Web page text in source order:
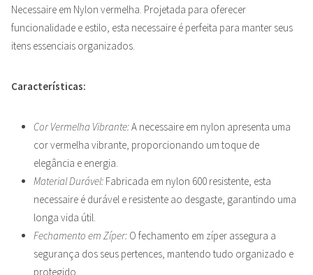
Necessaire em Nylon vermelha. Projetada para oferecer
funcionalidade e estilo, esta necessaire é perfeita para manter seus
itens essenciais organizados.
Características:
Cor Vermelha Vibrante:A necessaire em nylon apresenta uma
cor vermelha vibrante, proporcionando um toque de
elegância e energia.
Material Durável: Fabricada em nylon 600 resistente, esta
necessaire é durável e resistente ao desgaste, garantindo uma
longa vida útil.
Fechamento em Zíper: O fechamento em zíper assegura a
segurança dos seus pertences, mantendo tudo organizado e
protegido.